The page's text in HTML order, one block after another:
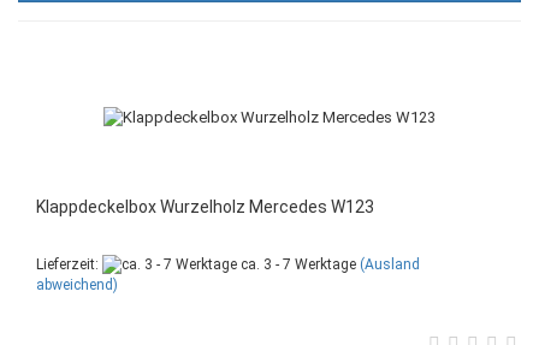
Klappdeckelbox Wurzelholz Mercedes W123
Lieferzeit: ca. 3 - 7 Werktage (Ausland
abweichend)